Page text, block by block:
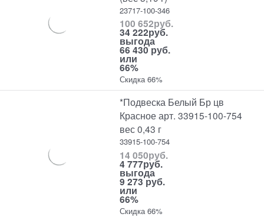
23717-100-346
100 652руб.
34 222руб.
выгода
66 430 руб.
или
66%
Скидка 66%
*Подвеска Белый Бр цв
Красное арт. 33915-100-754
вес 0,43 г
33915-100-754
14 050руб.
4 777руб.
выгода
9 273 руб.
или
66%
Скидка 66%